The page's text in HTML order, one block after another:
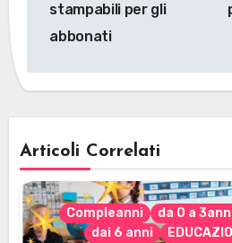
stampabili per gli
abbonati
Articoli Correlati
Compleanni da 0 a
dai 6 anni